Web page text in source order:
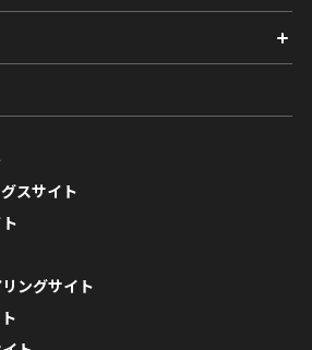
スサイト
ングサイト